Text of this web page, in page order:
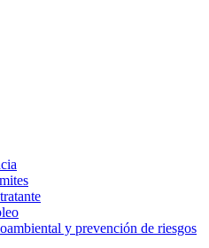
y prevención de riesgos